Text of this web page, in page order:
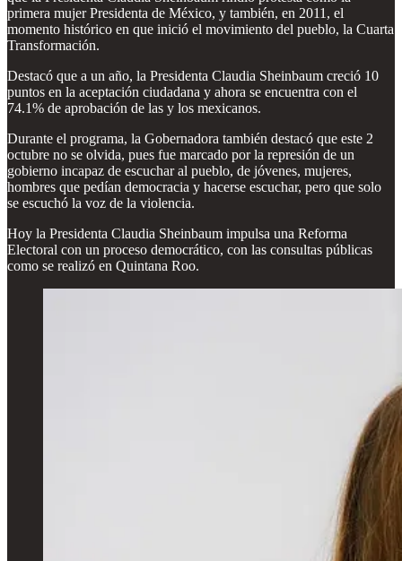
primera mujer Presidenta de México, y también, en 2011, el
momento histórico en que inició el movimiento del pueblo, la Cuarta
Transformación.
Destacó que a un año, la Presidenta Claudia Sheinbaum creció 10
puntos en la aceptación ciudadana y ahora se encuentra con el
74.1% de aprobación de las y los mexicanos.
Durante el programa, la Gobernadora también destacó que este 2
octubre no se olvida, pues fue marcado por la represión de un
gobierno incapaz de escuchar al pueblo, de jóvenes, mujeres,
hombres que pedían democracia y hacerse escuchar, pero que solo
se escuchó la voz de la violencia.
Hoy la Presidenta Claudia Sheinbaum impulsa una Reforma
Electoral con un proceso democrático, con las consultas públicas
como se realizó en Quintana Roo.